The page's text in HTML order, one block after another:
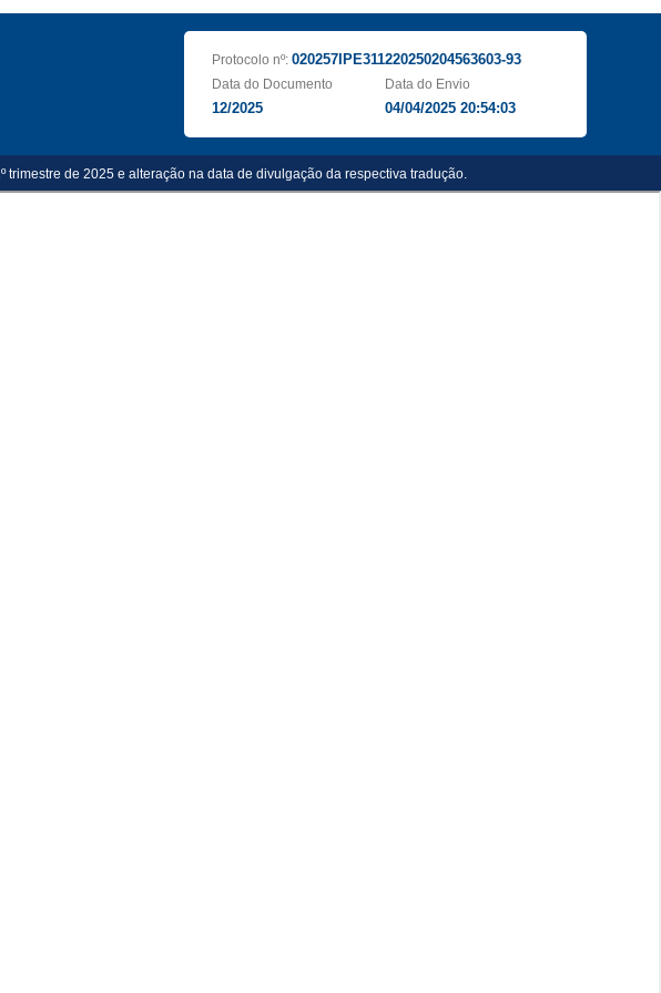
Protocolo nº: 020257IPE311220250204563603-93
Data do Documento
12/2025
Data do Envio
04/04/2025 20:54:03
de 2025 e alteração na data de divulgação da respectiva tradução.